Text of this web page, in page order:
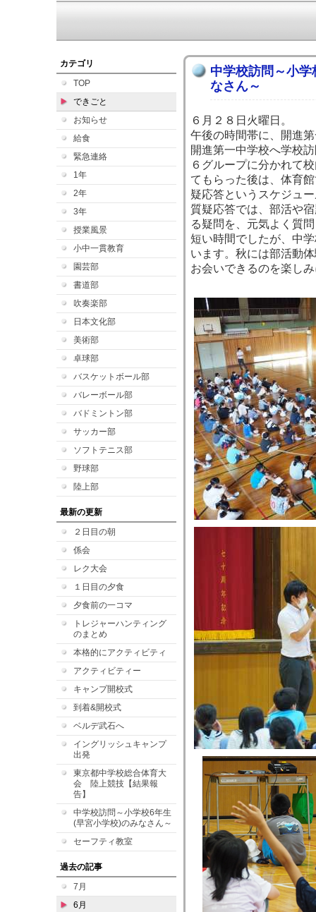
カテゴリ
TOP
できごと
お知らせ
給食
緊急連絡
1年
2年
3年
授業風景
小中一貫教育
園芸部
書道部
吹奏楽部
日本文化部
美術部
卓球部
バスケットボール部
バレーボール部
バドミントン部
サッカー部
ソフトテニス部
野球部
陸上部
最新の更新
２日目の朝
係会
レク大会
１日目の夕食
夕食前の一コマ
トレジャーハンティング
のまとめ
本格的にアクティビティ
アクティビティー
キャンプ開校式
到着&開校式
ベルデ武石へ
イングリッシュキャンプ
出発
東京都中学校総合体育大
会 陸上競技【結果報
告】
中学校訪問～小学校6年生
(早宮小学校)のみなさん～
セーフティ教室
過去の記事
7月
6月
中学校訪問～小
なさん～
６月２８日火曜日。
午後の時間帯に、開進
開進第一中学校へ学校
６グループに分かれて
てもらった後は、体育
疑応答というスケジュ
質疑応答では、部活や
る疑問を、元気よく質
短い時間でしたが、中
います。秋には部活動
お会いできるのを楽し